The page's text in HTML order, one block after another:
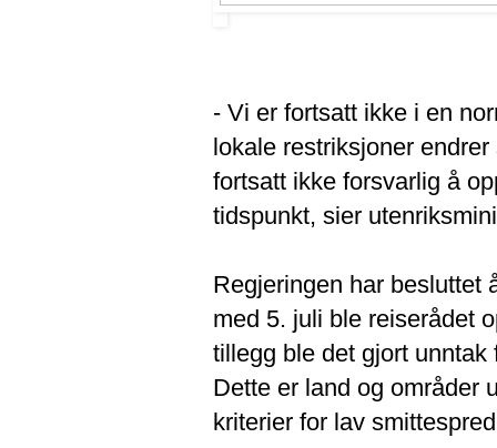
- Vi er fortsatt ikke i en
lokale restriksjoner
fortsatt ikke forsvarlig å
tidspunkt, sier
Regjeringen har besluttet
med 5. juli ble reiserådet
tillegg ble det gjort
Dette er land og områder
kriterier for lav